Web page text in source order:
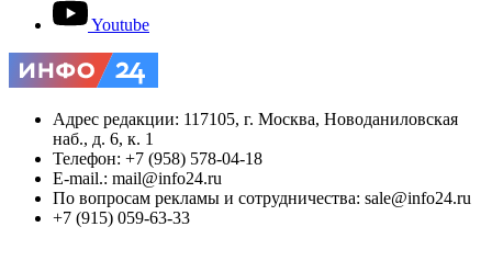
Youtube
Адрес редакции: 117105, г. Москва, Новоданиловская
наб., д. 6, к. 1
Телефон: +7 (958) 578-04-18
E-mail.: mail@info24.ru
По вопросам рекламы и сотрудничества: sale@info24.ru
+7 (915) 059-63-33